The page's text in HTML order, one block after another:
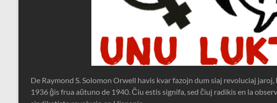
De Raymond S. Solomon Orwell havis kvar fazojn dum siaj revoluciaj
1936 ĝis frua aŭtuno de 1940. Ĉiu estis signifa, sed ĉiuj radikis en la